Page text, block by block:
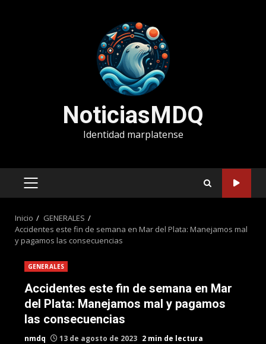
NoticiasMDQ
Identidad marplatense
MENÚ
Inicio
GENERALES
Accidentes este fin de semana en Mar del Plata: Manejamos mal
y pagamos las consecuencias
GENERALES
Accidentes este fin de semana en Mar
del Plata: Manejamos mal y pagamos
las consecuencias
nmdq 13 de agosto de 2023 2 min de lectura